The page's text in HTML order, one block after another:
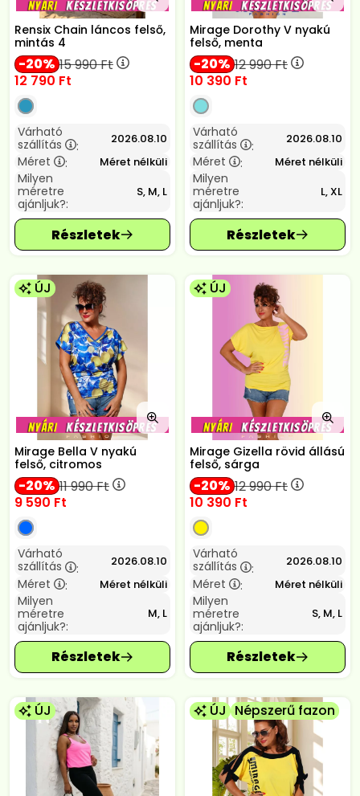
Rensix Chain láncos felső,
mintás 4
20 15 990Ft
12 790 Ft
Várható
szállítás
: 2026.08.10
Méret : Méret nélküli
Milyen
méretre
ajánljuk?:
S, M, L
Mirage Dorothy V nyakú
felső, menta
20 12 990Ft
10 390 Ft
Várható
szállítás
: 2026.08.10
Méret : Méret nélküli
Milyen
méretre
ajánljuk?:
L, XL
ÚJ
Mirage Bella V nyakú
felső, citromos
20 11 990Ft
9 590 Ft
Várható
szállítás
: 2026.08.10
Méret : Méret nélküli
Milyen
méretre
ajánljuk?:
M, L
ÚJ
Mirage Gizella rövid állású
felső, sárga
20 12 990Ft
10 390 Ft
Várható
szállítás
: 2026.08.10
Méret : Méret nélküli
Milyen
méretre
ajánljuk?:
S, M, L
ÚJ ÚJ Népszerű fazon